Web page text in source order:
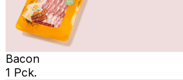
Bacon
1 Pck.